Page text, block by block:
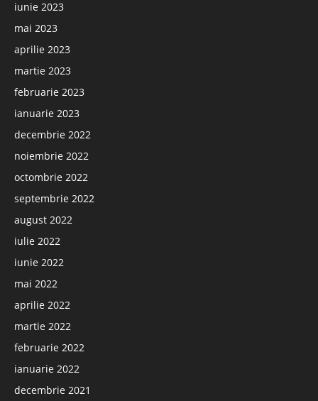
iunie 2023
mai 2023
aprilie 2023
martie 2023
februarie 2023
ianuarie 2023
decembrie 2022
noiembrie 2022
octombrie 2022
septembrie 2022
august 2022
iulie 2022
iunie 2022
mai 2022
aprilie 2022
martie 2022
februarie 2022
ianuarie 2022
decembrie 2021